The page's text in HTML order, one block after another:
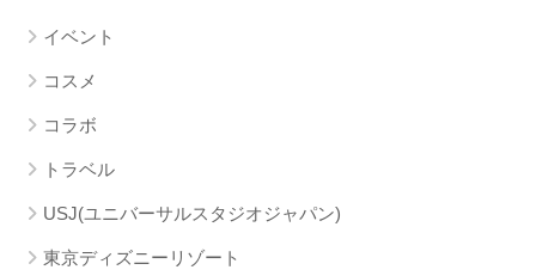
イベント
コスメ
コラボ
トラベル
USJ(ユニバーサルスタジオジャパン)
東京ディズニーリゾート